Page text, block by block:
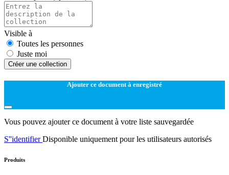
Visible à
Toutes les personnes
Juste moi
Créer une collection
Ajouter ce document à enregistré
Vous pouvez ajouter ce document à votre liste sauvegardée
S''identifierDisponible uniquement pour les utilisateurs autorisés
Produits